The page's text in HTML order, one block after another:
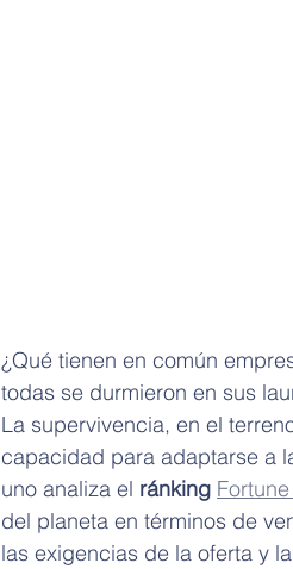
¿Qué tienen en común
todas se durmieron en sus
La supervivencia, en el
capacidad para adaptarse a
uno analiza el ránking
del planeta en términos de
las exigencias de la oferta y